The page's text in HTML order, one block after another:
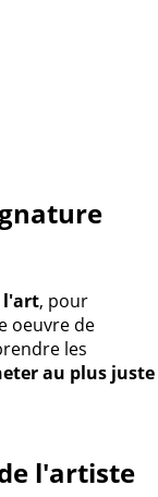
l'art, pour
oeuvre de
les
au plus juste
l'artiste